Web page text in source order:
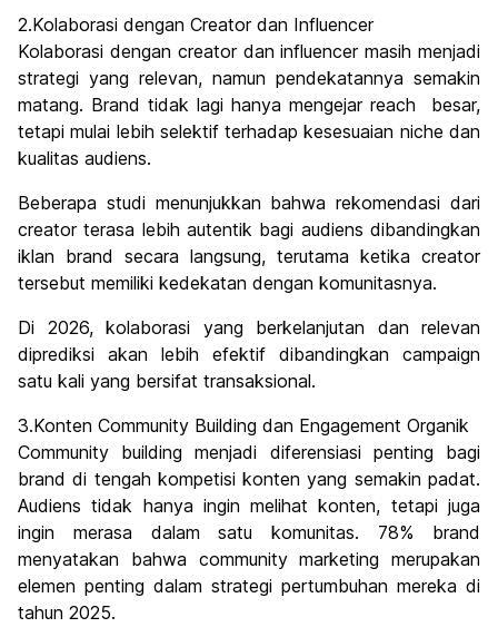
2.Kolaborasi dengan Creator dan Influencer
Kolaborasi dengan creator dan influencer masih menjadi
strategi yang relevan, namun pendekatannya semakin
matang. Brand tidak lagi hanya mengejar reach besar,
tetapi mulai lebih selektif terhadap kesesuaian niche dan
kualitas audiens.
Beberapa studi menunjukkan bahwa rekomendasi dari
creator terasa lebih autentik bagi audiens dibandingkan
iklan brand secara langsung, terutama ketika creator
tersebut memiliki kedekatan dengan komunitasnya.
Di 2026, kolaborasi yang berkelanjutan dan relevan
diprediksi akan lebih efektif dibandingkan campaign
satu kali yang bersifat transaksional.
3.Konten Community Building dan Engagement Organik
Community building menjadi diferensiasi penting bagi
brand di tengah kompetisi konten yang semakin padat.
Audiens tidak hanya ingin melihat konten, tetapi juga
ingin merasa dalam satu komunitas. 78% brand
menyatakan bahwa community marketing merupakan
elemen penting dalam strategi pertumbuhan mereka di
tahun 2025.